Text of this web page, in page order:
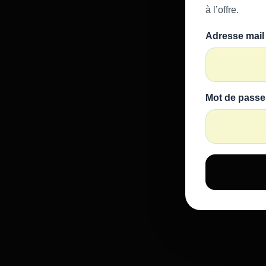
à l’offre.
Adresse mail
Mot de passe